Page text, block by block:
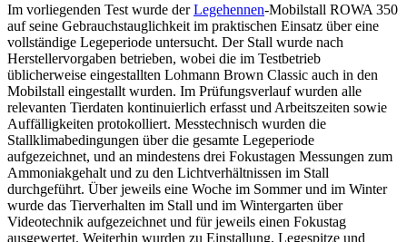
Im vorliegenden Test wurde derLegehennen-Mobilstall ROWA 350
auf seine Gebrauchstauglichkeit im praktischen Einsatz über eine
vollständige Legeperiode untersucht. Der Stall wurde nach
Herstellervorgaben betrieben, wobei die im Testbetrieb
üblicherweise eingestallten Lohmann Brown Classic auch in den
Mobilstall eingestallt wurden. Im Prüfungsverlauf wurden alle
relevanten Tierdaten kontinuierlich erfasst und Arbeitszeiten sowie
Auffälligkeiten protokolliert. Messtechnisch wurden die
Stallklimabedingungen über die gesamte Legeperiode
aufgezeichnet, und an mindestens drei Fokustagen Messungen zum
Ammoniakgehalt und zu den Lichtverhältnissen im Stall
durchgeführt. Über jeweils eine Woche im Sommer und im Winter
wurde das Tierverhalten im Stall und im Wintergarten über
Videotechnik aufgezeichnet und für jeweils einen Fokustag
ausgewertet. Weiterhin wurden zu Einstallung, Legespitze und